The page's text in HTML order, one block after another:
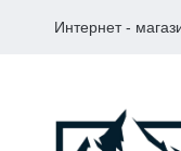
Интернет -